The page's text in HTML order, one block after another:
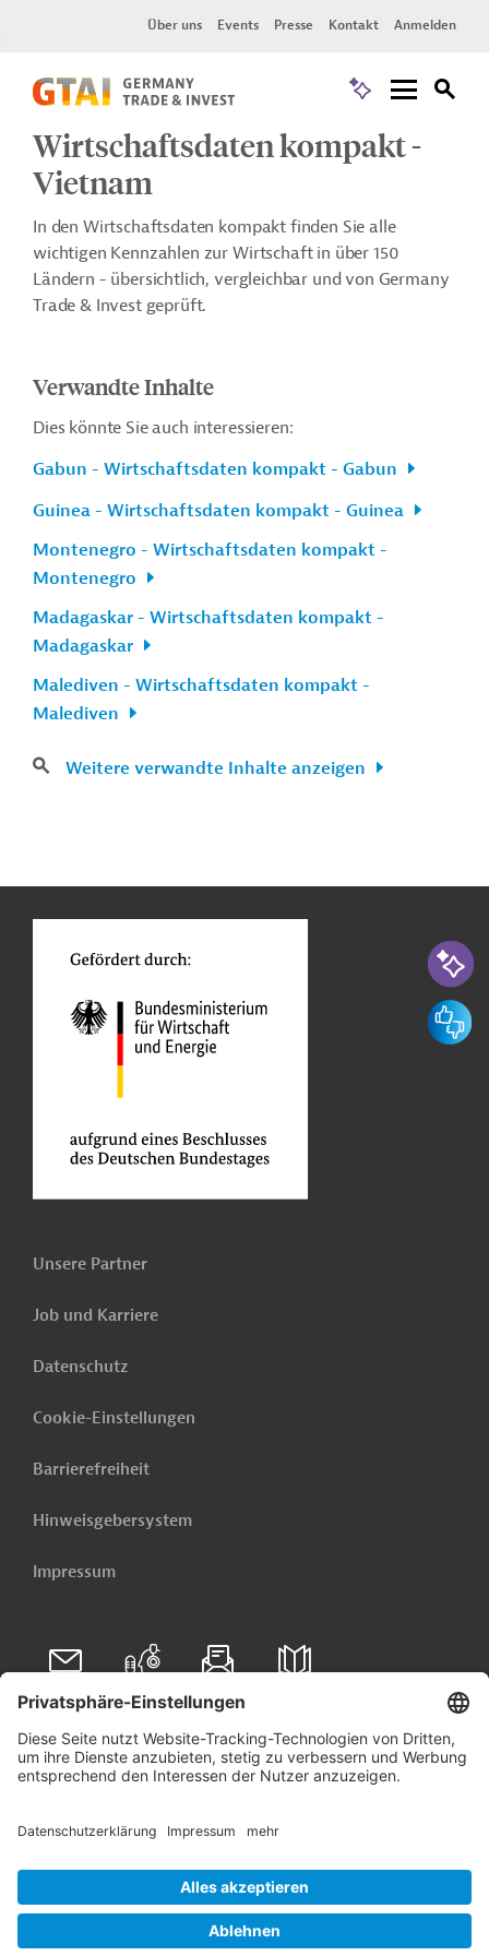
Über uns Events Presse Kontakt Anmelden
Wirtschaftsdaten kompakt -
Vietnam
In den Wirtschaftsdaten kompakt finden Sie alle
wichtigen Kennzahlen zur Wirtschaft in über 150
Ländern - übersichtlich, vergleichbar und von Germany
Trade & Invest geprüft.
Verwandte Inhalte
Dies könnte Sie auch interessieren:
Gabun - Wirtschaftsdaten kompakt - Gabun
Guinea - Wirtschaftsdaten kompakt - Guinea
Montenegro - Wirtschaftsdaten kompakt -
Montenegro
Madagaskar - Wirtschaftsdaten kompakt -
Madagaskar
Malediven - Wirtschaftsdaten kompakt -
Malediven
Weitere verwandte Inhalte anzeigen
Unsere Partner
Job und Karriere
Datenschutz
Cookie-Einstellungen
Barrierefreiheit
Hinweisgebersystem
Impressum
Folgen Sie uns auf
Linkedin
© 2026 Germany Trade & Invest
KI-